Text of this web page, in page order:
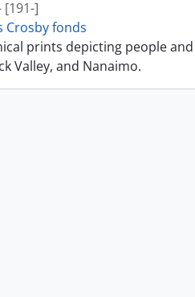
[191-]
Crosby fonds
prints depicting people
Valley, and Nanaimo.